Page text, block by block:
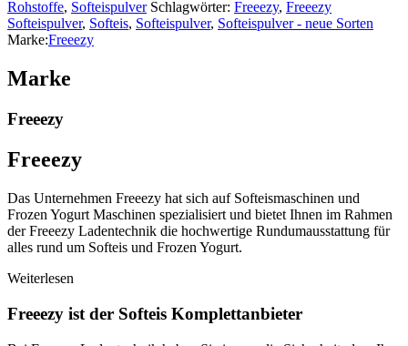
Rohstoffe, Softeispulver Schlagwörter: Freeezy, Freeezy
Softeispulver, Softeis, Softeispulver, Softeispulver - neue Sorten
Marke:Freeezy
Marke
Freeezy
Freeezy
Das Unternehmen Freeezy hat sich auf Softeismaschinen und
Frozen Yogurt Maschinen spezialisiert und bietet Ihnen im Rahmen
der Freeezy Ladentechnik die hochwertige Rundumausstattung für
alles rund um Softeis und Frozen Yogurt.
Weiterlesen
Freeezy ist der Softeis Komplettanbieter